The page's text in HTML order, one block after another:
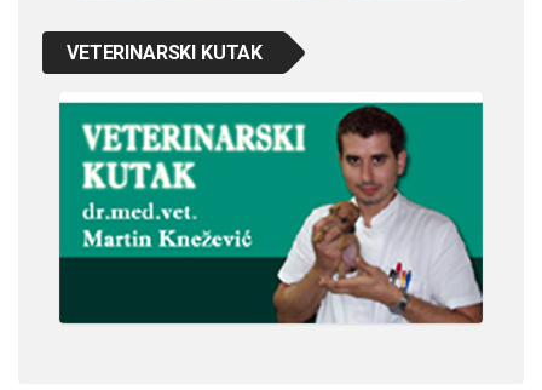
VETERINARSKI KUTAK